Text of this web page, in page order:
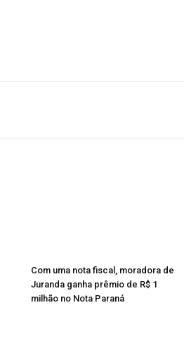
Com uma nota fiscal, moradora de
Juranda ganha prêmio de R$ 1
milhão no Nota Paraná